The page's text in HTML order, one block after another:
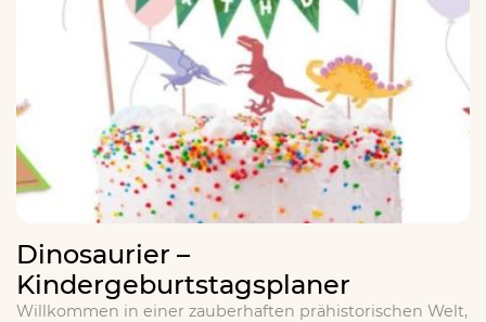
Dinosaurier –
Kindergeburtstagsplaner
Willkommen in einer zauberhaften prähistorischen Welt,